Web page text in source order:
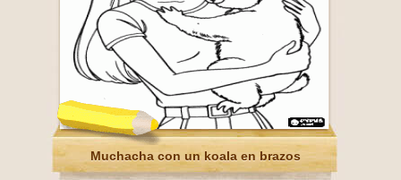
Muchacha con un koala en brazos